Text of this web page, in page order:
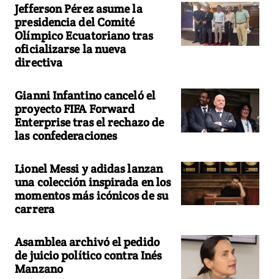
Jefferson Pérez asume la
presidencia del Comité
Olímpico Ecuatoriano tras
oficializarse la nueva
directiva
Gianni Infantino canceló el
proyecto FIFA Forward
Enterprise tras el rechazo de
las confederaciones
Lionel Messi y adidas lanzan
una colección inspirada en los
momentos más icónicos de su
carrera
Asamblea archivó el pedido
de juicio político contra Inés
Manzano